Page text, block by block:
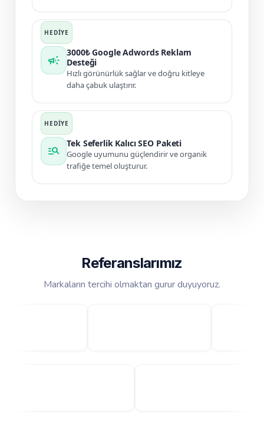
campaign
3000₺ Google Adwords Reklam
Desteği
Hızlı görünürlük sağlar ve doğru kitleye
daha çabuk ulaştırır.
manage_search
Tek Seferlik Kalıcı SEO Paketi
Google uyumunu güçlendirir ve organik
trafiğe temel oluşturur.
Referanslarımız
Markaların tercihi olmaktan gurur duyuyoruz.